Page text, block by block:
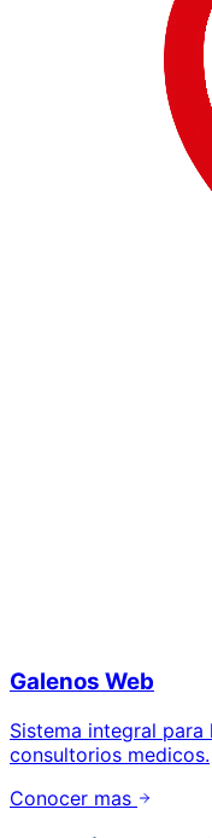
Galenos Web
Sistema integral
consultorios medicos.
Conocer mas